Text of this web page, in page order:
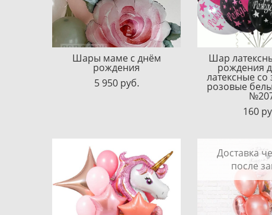
Шары маме с днём
рождения
5 950 pуб.
Шар
рождения
латексные со
розовые
160
Доставка
после